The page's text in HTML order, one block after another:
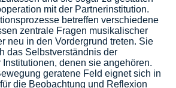
mit der Partnerinstitution.
betreffen verschiedene
zentrale Fragen musikalischer
neu in den Vordergrund treten. Sie
das Selbstverständnis der
Institutionen, denen sie angehören.
geratene Feld eignet sich in
die Beobachtung und Reflexion